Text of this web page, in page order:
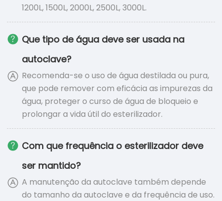
1200L, 1500L, 2000L, 2500L, 3000L.
Que tipo de água deve ser usada na
autoclave?
Recomenda-se o uso de água destilada ou pura,
que pode remover com eficácia as impurezas da
água, proteger o curso de água de bloqueio e
prolongar a vida útil do esterilizador.
Com que frequência o esterilizador deve
ser mantido?
A manutenção da autoclave também depende
do tamanho da autoclave e da frequência de uso.